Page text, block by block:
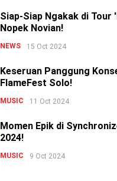
Siap-Siap Ngakak di Tour
Nopek Novian!
NEWS 15 Oct 2024
Keseruan Panggung
FlameFest Solo!
MUSIC 11 Oct 2024
Momen Epik di
2024!
MUSIC 9 Oct 2024